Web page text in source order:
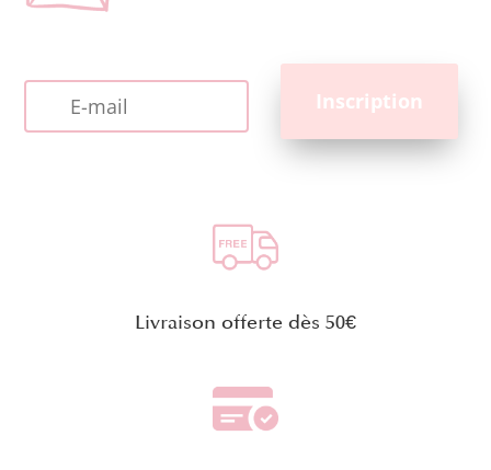
Livraison offerte dès 50€